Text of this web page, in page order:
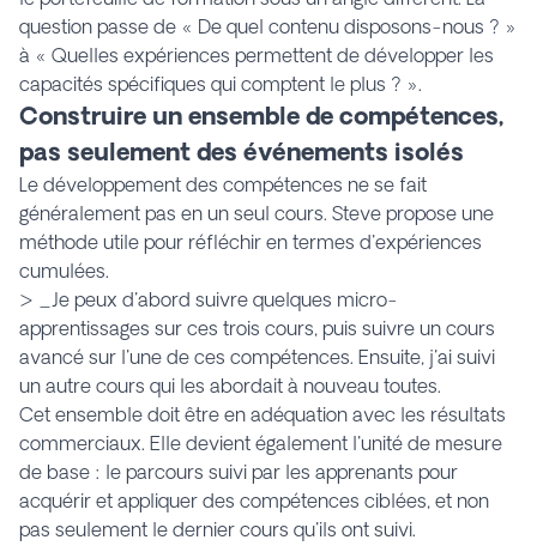
question passe de « De quel contenu disposons-nous ? »
à « Quelles expériences permettent de développer les
capacités spécifiques qui comptent le plus ? ».
Construire un ensemble de compétences,
pas seulement des événements isolés
Le développement des compétences ne se fait
généralement pas en un seul cours. Steve propose une
méthode utile pour réfléchir en termes d'expériences
cumulées.
> _Je peux d'abord suivre quelques micro-
apprentissages sur ces trois cours, puis suivre un cours
avancé sur l'une de ces compétences. Ensuite, j'ai suivi
un autre cours qui les abordait à nouveau toutes.
Cet ensemble doit être en adéquation avec les résultats
commerciaux. Elle devient également l'unité de mesure
de base : le parcours suivi par les apprenants pour
acquérir et appliquer des compétences ciblées, et non
pas seulement le dernier cours qu'ils ont suivi.